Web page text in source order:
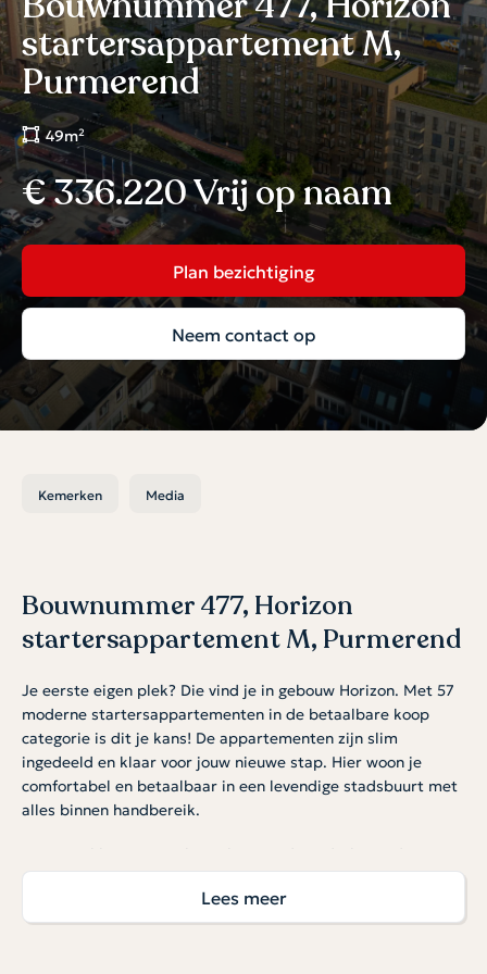
startersappartement M,
Purmerend
49m²
€ 336.220 Vrij op naam
Plan bezichtiging
Neem contact op
Kemerken Media
Bouwnummer 477, Horizon
startersappartement M, Purmerend
Je eerste eigen plek? Die vind je in gebouw Horizon. Met 57
moderne startersappartementen in de betaalbare koop
categorie is dit je kans! De appartementen zijn slim
ingedeeld en klaar voor jouw nieuwe stap. Hier woon je
comfortabel en betaalbaar in een levendige stadsbuurt met
alles binnen handbereik.
garage worden gekocht à € 30.000 v.o.n. Er is een beperkt
aantal plekken beschikbaar. Hiervoor geldt op=op.
Lees meer